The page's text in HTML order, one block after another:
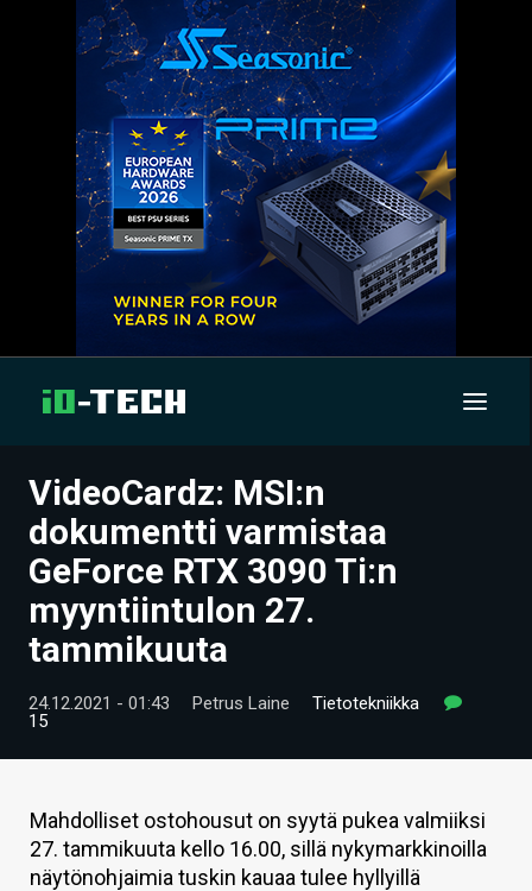
UUTISET
ARTIKKELIT
VIDEOT
TECHBBS
TIETOA
HINTA.FI
KAUPPA
VAIHDA TEEMA
VideoCardz: MSI:n
dokumentti varmistaa
GeForce RTX 3090 Ti:n
myyntiintulon 27.
tammikuuta
24.12.2021 - 01:43 Petrus Laine
Tietotekniikka
15
Mahdolliset ostohousut on syytä pukea valmiiksi
27. tammikuuta kello 16.00, sillä nykymarkkinoilla
näytönohjaimia tuskin kauaa tulee hyllyillä